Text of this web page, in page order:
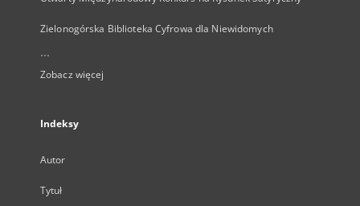
Zielonogórska Biblioteka Cyfrowa dla Niewidomych
...
Zobacz więcej
Indeksy
Autor
Tytuł